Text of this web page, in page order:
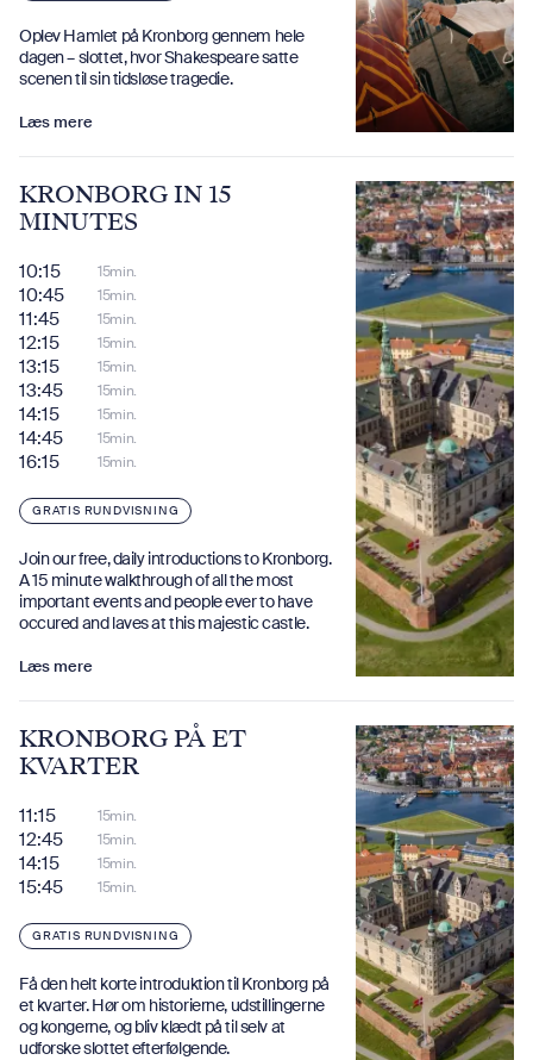
Oplev Hamlet på Kronborg gennem hele
dagen – slottet, hvor Shakespeare satte
scenen til sin tidsløse tragedie.
Læs mere
KRONBORG IN 15
MINUTES
GRATIS RUNDVISNING
10:15 15min.
10:45 15min.
11:45 15min.
12:15 15min.
13:15 15min.
13:45 15min.
14:15 15min.
14:45 15min.
16:15 15min.
Join our free, daily introductions to Kronborg.
A 15 minute walkthrough of all the most
important events and people ever to have
occured and laves at this majestic castle.
Læs mere
KRONBORG PÅ ET
KVARTER
GRATIS RUNDVISNING
11:15 15min.
12:45 15min.
14:15 15min.
15:45 15min.
Få den helt korte introduktion til Kronborg på
et kvarter. Hør om historierne, udstillingerne
og kongerne, og bliv klædt på til selv at
udforske slottet efterfølgende.